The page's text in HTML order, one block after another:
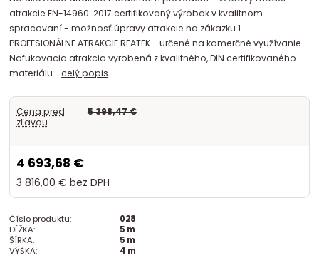
atrakcie EN-14960: 2017 certifikovaný výrobok v kvalitnom
spracovaní - možnosť úpravy atrakcie na zákazku 1.
PROFESIONÁLNE ATRAKCIE REATEK - určené na komerčné využívanie
Nafukovacia atrakcia vyrobená z kvalitného, DIN certifikovaného
materiálu...celý popis
Cena pred
zľavou
5 398,47 €
4 693,68 €
3 816,00 € bez DPH
Číslo produktu:
028
DĹŽKA:
5 m
ŠÍRKA:
5 m
VÝŠKA:
4 m